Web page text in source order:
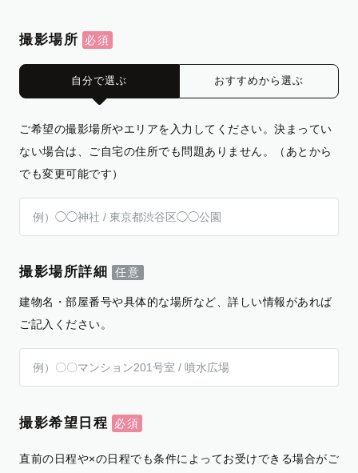
撮影場所
自分で選ぶ おすすめから選ぶ
ご希望の撮影場所やエリアを入力してください。決まってい
ない場合は、ご自宅の住所でも問題ありません。（あとから
でも変更可能です）
撮影場所詳細
建物名・部屋番号や具体的な場所など、詳しい情報があれば
ご記入ください。
撮影希望日程
直前の日程や×の日程でも条件によってお受けできる場合がご